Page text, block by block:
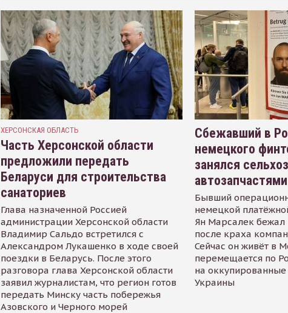
ХЕРСОНСКАЯ ОБЛАСТЬ
Часть Херсонской области
предложили передать
Беларуси для строительства
санаториев
Глава назначенной Россией
администрации Херсонской области
Владимир Сальдо встретился с
Александром Лукашенко в ходе своей
поездки в Беларусь. После этого
разговора глава Херсонской области
заявил журналистам, что регион готов
передать Минску часть побережья
Азовского и Черного морей
Сбежавший в
немецкого
занялся
автозапчастями
Бывший
немецкой
Ян Марсалек бежал
после краха
Сейчас он живёт в
перемещается по
на
Украины